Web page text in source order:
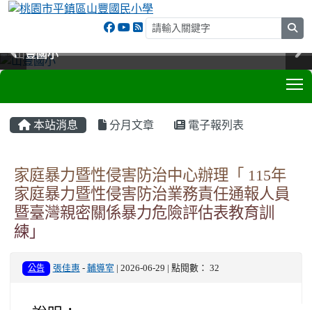
山豐國小
山豐國小
山豐國小
山豐國小
本站消息 分月文章 電子報列表
家庭暴力暨性侵害防治中心辦理「 115年
家庭暴力暨性侵害防治業務責任通報人員
暨臺灣親密關係暴力危險評估表教育訓
練」
公告 張佳惠 - 輔導室 | 2026-06-29 | 點閱數： 32